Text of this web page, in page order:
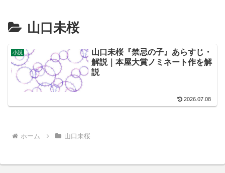
山口未桜
小説
山口未桜『禁忌の子』あらすじ・
解説｜本屋大賞ノミネート作を解
説
2026.07.08
ホーム 山口未桜